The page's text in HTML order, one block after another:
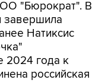
"Бюрократ". В
завершила
Натиксис
2024 года к
российская